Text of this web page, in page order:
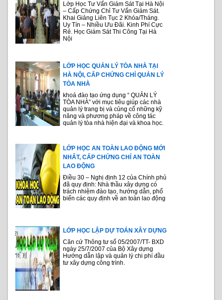
Lớp Học Tư Vấn Giám Sát Tại Hà Nội
– Cấp Chứng Chỉ Tư Vấn Giám Sát.
Khai Giảng Liên Tục 2 Khóa/Tháng.
Uy Tín – Nhiều Ưu Đãi. Kinh Phí Cực
Rẻ. Học Giám Sát Thi Công Tại Hà
Nội
LỚP HỌC QUẢN LÝ TÒA NHÀ TẠI
HÀ NỘI, CẤP CHỨNG CHỈ QUẢN LÝ
TÒA NHÀ
khoá đào tạo ứng dụng “ QUẢN LÝ
TÒA NHÀ” với mục tiêu giúp các nhà
quản lý trang bị và củng cố những kỹ
năng và phương pháp về công tác
quản lý tòa nhà hiện đại và khoa học.
LỚP HỌC AN TOÀN LAO ĐỘNG MỚI
NHẤT, CẤP CHỨNG CHỈ AN TOÀN
LAO ĐỘNG
Điều 30 – Nghị định 12 của Chính phủ
đã quy định: Nhà thầu xây dựng có
trách nhiệm đào tạo, hướng dẫn, phổ
biến các quy định về an toàn lao động
LỚP HỌC LẬP DỰ TOÁN XÂY DỰNG
Căn cứ Thông tư số 05/2007/TT- BXD
ngày 25/7/2007 của Bộ Xây dựng
Hướng dẫn lập và quản lý chi phí đầu
tư xây dựng công trình.